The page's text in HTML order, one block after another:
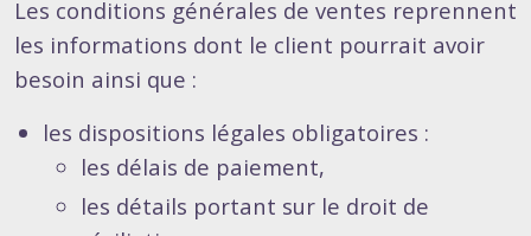
Les conditions générales de ventes reprennent
les informations dont le client pourrait avoir
besoin ainsi que :
les dispositions légales obligatoires :
les délais de paiement,
les détails portant sur le droit de